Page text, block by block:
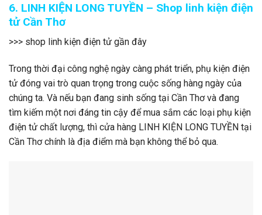
6. LINH KIỆN LONG TUYỀN – Shop linh kiện điện
tử Cần Thơ
>>> shop linh kiện điện tử gần đây
Trong thời đại công nghệ ngày càng phát triển, phụ kiện điện
tử đóng vai trò quan trọng trong cuộc sống hàng ngày của
chúng ta. Và nếu bạn đang sinh sống tại Cần Thơ và đang
tìm kiếm một nơi đáng tin cậy để mua sắm các loại phụ kiện
điện tử chất lượng, thì cửa hàng LINH KIỆN LONG TUYỀN tại
Cần Thơ chính là địa điểm mà bạn không thể bỏ qua.